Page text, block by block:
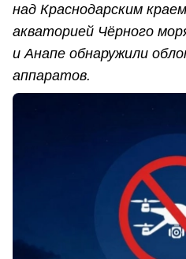
над Краснодарским
акваторией Чёрного
и Анапе обнаружили
аппаратов.